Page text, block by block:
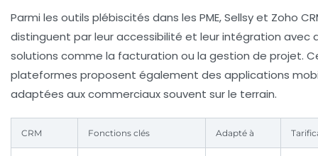
Parmi les outils plébiscités dans les PME, Sellsy et Zoho
distinguent par leur accessibilité et leur intégration avec
solutions comme la facturation ou la gestion de projet.
plateformes proposent également des applications
adaptées aux commerciaux souvent sur le terrain.
CRM Fonctions clés Adapté à